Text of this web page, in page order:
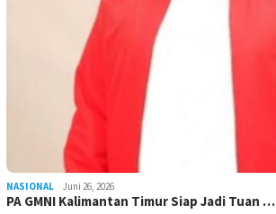
NASIONAL Juni 26, 2026
PA GMNI Kalimantan Timur Siap Jadi Tuan …